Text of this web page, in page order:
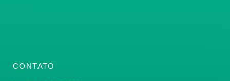
CONTATO